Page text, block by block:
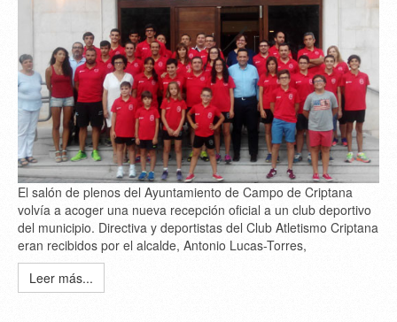
El salón de plenos del Ayuntamiento de Campo de Criptana
volvía a acoger una nueva recepción oficial a un club deportivo
del municipio. Directiva y deportistas del Club Atletismo Criptana
eran recibidos por el alcalde, Antonio Lucas-Torres,
Leer más...